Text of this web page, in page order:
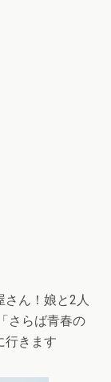
ん！娘と2人
さらば青春の
行きます